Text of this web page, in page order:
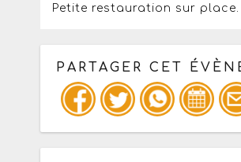
Petite restauration sur place.
PARTAGER CET
Copiez les infos ci-
: mail / forum / réseau